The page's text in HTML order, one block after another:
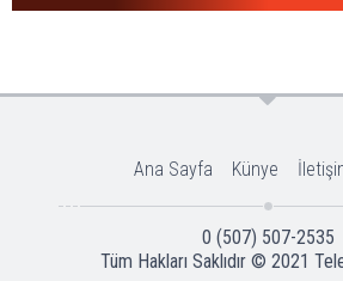
Ana Sayfa Künye
0 (507) 507-2535
Tüm Hakları Saklıdır © 2021